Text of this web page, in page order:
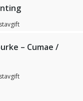
– Cumae /